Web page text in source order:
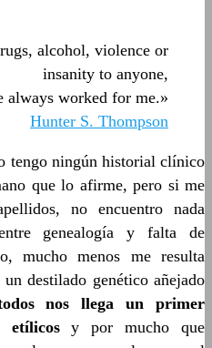
alcohol, violence or
insanity to anyone,
always worked for me.»
Hunter S. Thompson
tengo ningún historial clínico
que lo afirme, pero si me
no encuentro nada
genealogía y falta de
mucho menos me resulta
destilado genético añejado
nos llega un primer
etílicosy por mucho que